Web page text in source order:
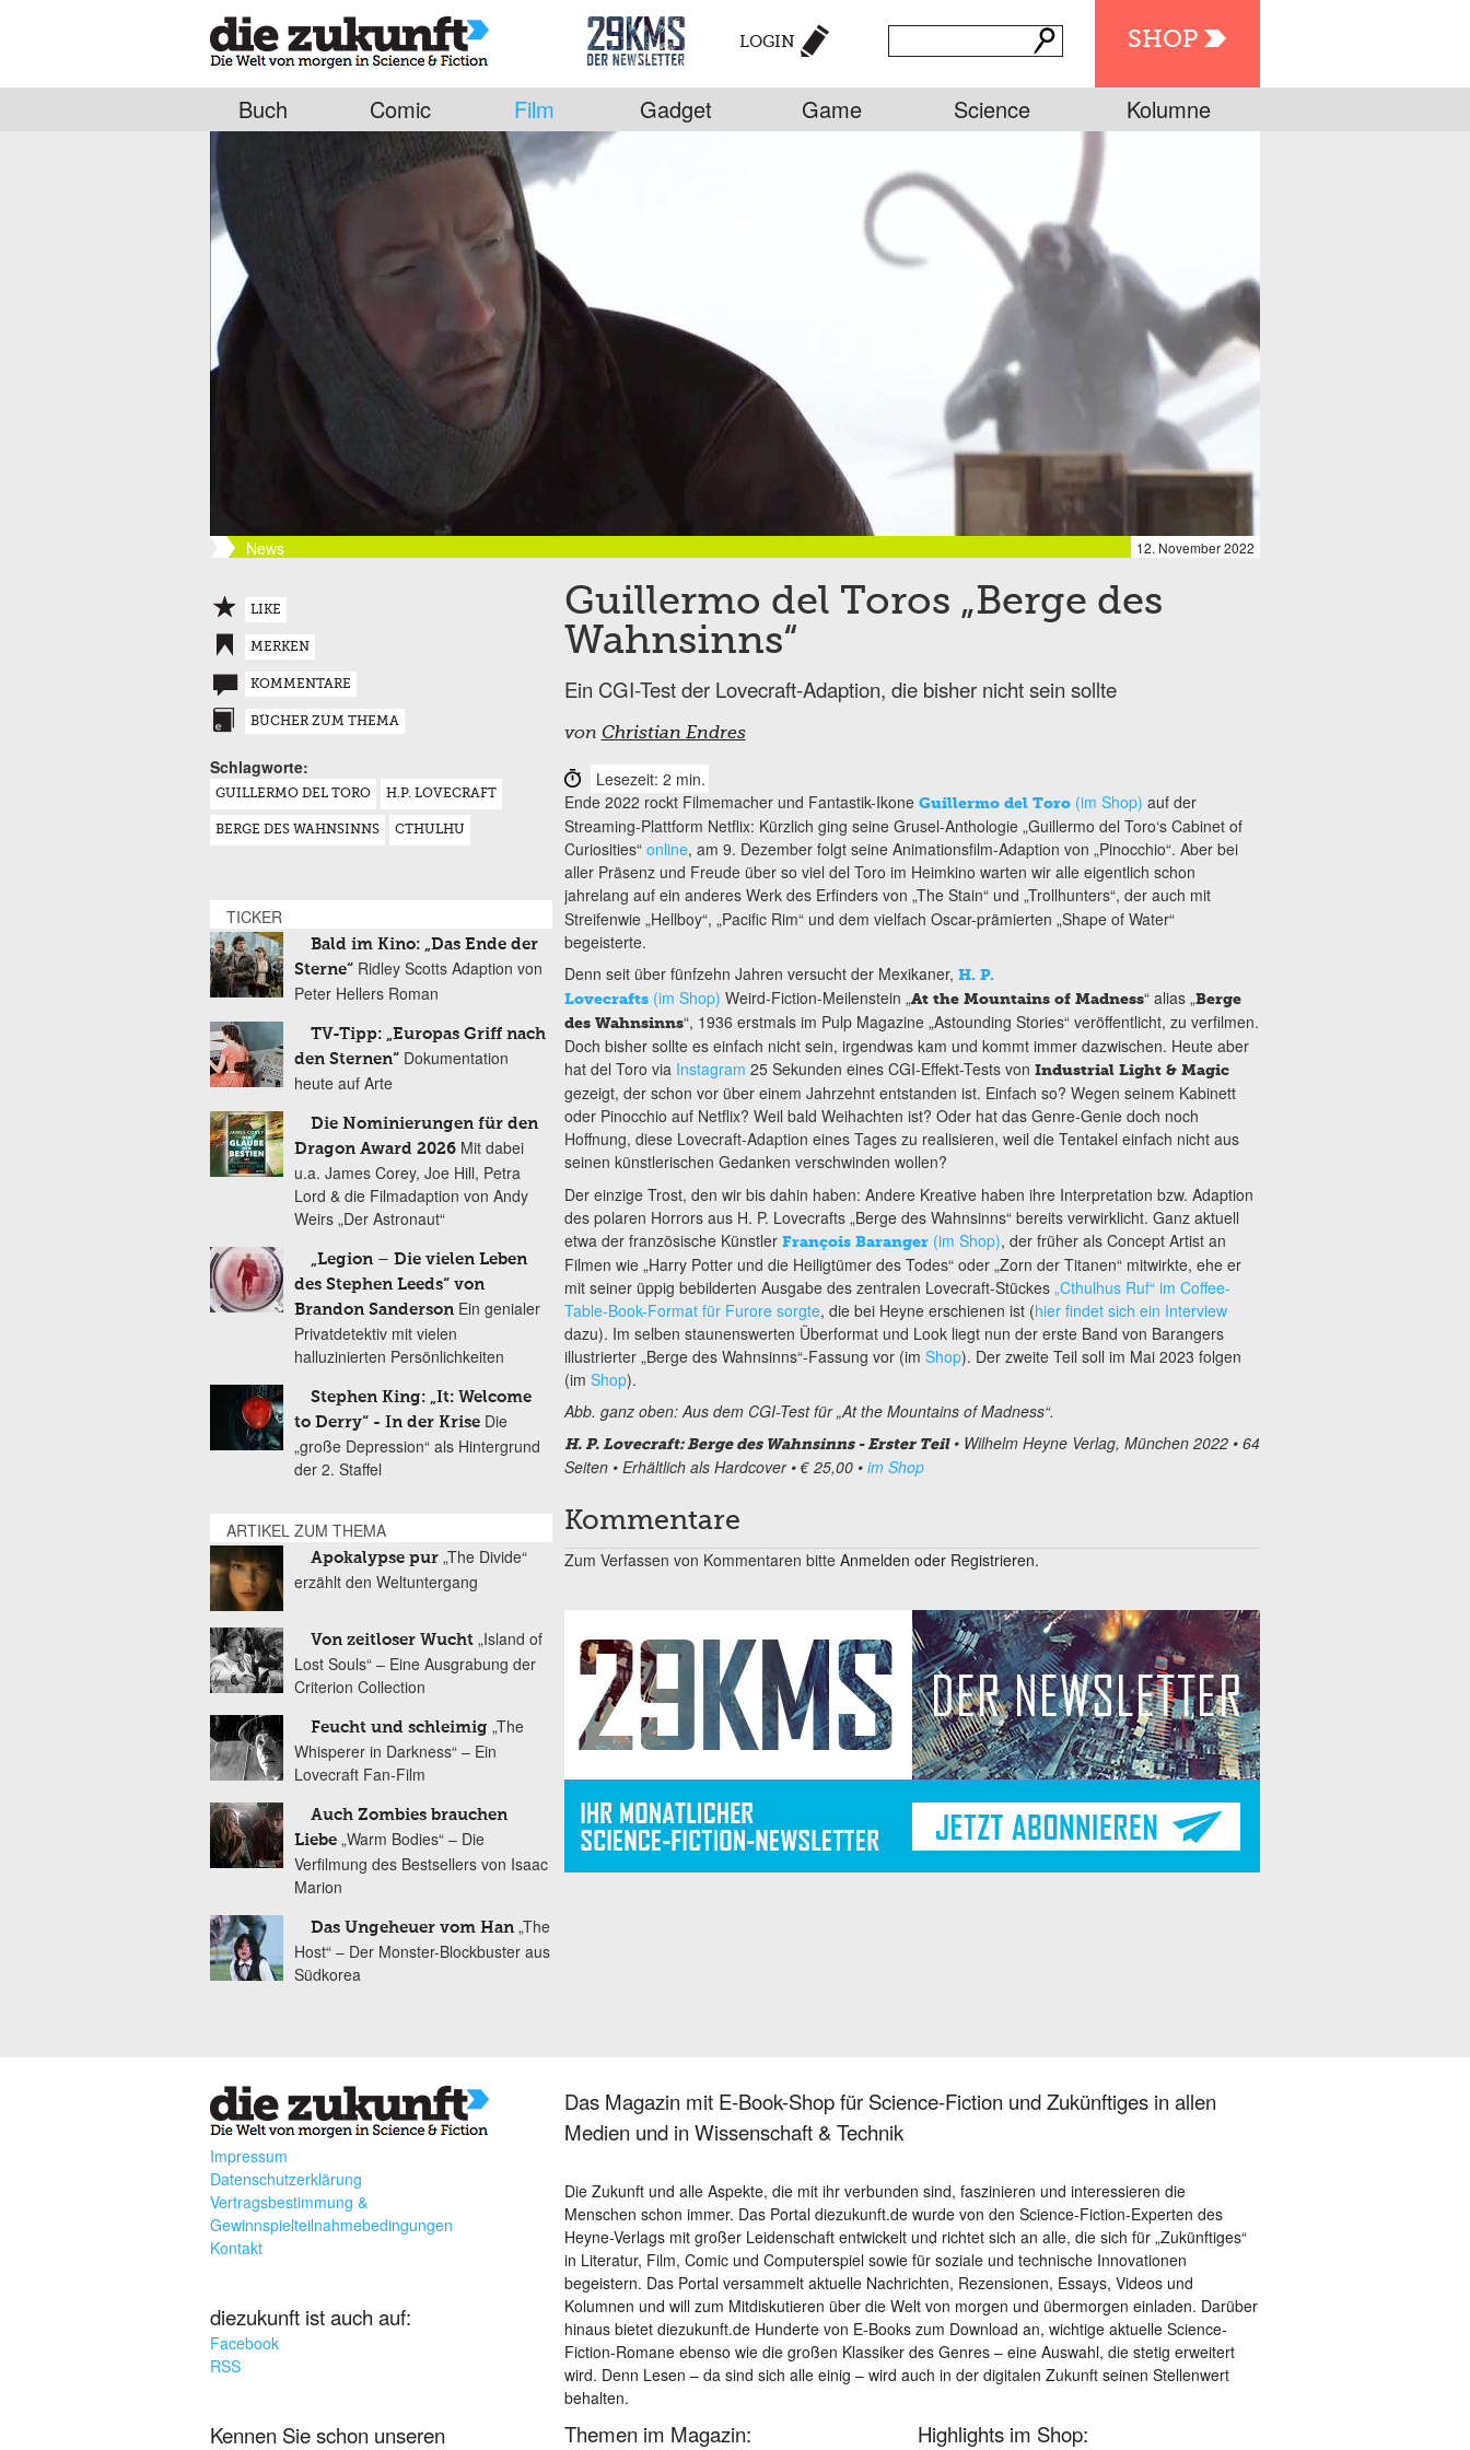
SHOP
LOGIN
Buch Comic Film Gadget Game Science Kolumne
News 12. November 2022
Guillermo del Toros „Berge des
Wahnsinns“
Ein CGI-Test der Lovecraft-Adaption, die bisher nicht sein sollte
von Christian Endres
Lesezeit: 2 min.
Ende 2022 rockt Filmemacher und Fantastik-Ikone Guillermo del Toro(im Shop) auf der
Streaming-Plattform Netflix: Kürzlich ging seine Grusel-Anthologie „Guillermo del Toro‘s Cabinet of
Curiosities“ online, am 9. Dezember folgt seine Animationsfilm-Adaption von „Pinocchio“. Aber bei
aller Präsenz und Freude über so viel del Toro im Heimkino warten wir alle eigentlich schon
jahrelang auf ein anderes Werk des Erfinders von „The Stain“ und „Trollhunters“, der auch mit
Streifenwie „Hellboy“, „Pacific Rim“ und dem vielfach Oscar-prämierten „Shape of Water“
begeisterte.
Denn seit über fünfzehn Jahren versucht der Mexikaner, H. P.
Lovecrafts(im Shop) Weird-Fiction-Meilenstein „At the Mountains of Madness“ alias „Berge
des Wahnsinns“, 1936 erstmals im Pulp Magazine „Astounding Stories“ veröffentlicht, zu verfilmen.
Doch bisher sollte es einfach nicht sein, irgendwas kam und kommt immer dazwischen. Heute aber
hat del Toro via Instagram 25 Sekunden eines CGI-Effekt-Tests von Industrial Light & Magic
gezeigt, der schon vor über einem Jahrzehnt entstanden ist. Einfach so? Wegen seinem Kabinett
oder Pinocchio auf Netflix? Weil bald Weihachten ist? Oder hat das Genre-Genie doch noch
Hoffnung, diese Lovecraft-Adaption eines Tages zu realisieren, weil die Tentakel einfach nicht aus
seinen künstlerischen Gedanken verschwinden wollen?
Der einzige Trost, den wir bis dahin haben: Andere Kreative haben ihre Interpretation bzw. Adaption
des polaren Horrors aus H. P. Lovecrafts „Berge des Wahnsinns“ bereits verwirklicht. Ganz aktuell
etwa der französische Künstler François Baranger (im Shop), der früher als Concept Artist an
Filmen wie „Harry Potter und die Heiligtümer des Todes“ oder „Zorn der Titanen“ mitwirkte, ehe er
mit seiner üppig bebilderten Ausgabe des zentralen Lovecraft-Stückes „Cthulhus Ruf“ im Coffee-
Table-Book-Format für Furore sorgte, die bei Heyne erschienen ist (hier findet sich ein Interview
dazu). Im selben staunenswerten Überformat und Look liegt nun der erste Band von Barangers
illustrierter „Berge des Wahnsinns“-Fassung vor (im Shop). Der zweite Teil soll im Mai 2023 folgen
(im Shop).
Abb. ganz oben: Aus dem CGI-Test für „At the Mountains of Madness“.
H. P. Lovecraft: Berge des Wahnsinns - Erster Teil • Wilhelm Heyne Verlag, München 2022 • 64
Seiten • Erhältlich als Hardcover • € 25,00 • im Shop
Kommentare
Zum Verfassen von Kommentaren bitte Anmelden oder Registrieren.
LIKE
MERKEN
KOMMENTARE
BÜCHER ZUM THEMA
Schlagworte:
GUILLERMO DEL TORO H.P. LOVECRAFT
BERGE DES WAHNSINNS CTHULHU
TICKER
Bald im Kino: „Das Ende der
Sterne“ Ridley Scotts Adaption von
Peter Hellers Roman
TV-Tipp: „Europas Griff nach
den Sternen“ Dokumentation
heute auf Arte
Die Nominierungen für den
Dragon Award 2026 Mit dabei
u.a. James Corey, Joe Hill, Petra
Lord & die Filmadaption von Andy
Weirs „Der Astronaut“
„Legion – Die vielen Leben
des Stephen Leeds“ von
Brandon Sanderson Ein genialer
Privatdetektiv mit vielen
halluzinierten Persönlichkeiten
Stephen King: „It: Welcome
to Derry“ - In der Krise Die
„große Depression“ als Hintergrund
der 2. Staffel
ARTIKEL ZUM THEMA
Apokalypse pur „The Divide“
erzählt den Weltuntergang
Von zeitloser Wucht „Island of
Lost Souls“ – Eine Ausgrabung der
Criterion Collection
Feucht und schleimig „The
Whisperer in Darkness“ – Ein
Lovecraft Fan-Film
Auch Zombies brauchen
Liebe „Warm Bodies“ – Die
Verfilmung des Bestsellers von Isaac
Marion
Das Ungeheuer vom Han „The
Host“ – Der Monster-Blockbuster aus
Südkorea
Impressum
Datenschutzerklärung
Vertragsbestimmung &
Gewinnspielteilnahmebedingungen
Kontakt
diezukunft ist auch auf:
Facebook
RSS
Kennen Sie schon unseren
Das Magazin mit E-Book-Shop für Science-Fiction und Zukünftiges in allen
Medien und in Wissenschaft & Technik
Die Zukunft und alle Aspekte, die mit ihr verbunden sind, faszinieren und interessieren die
Menschen schon immer. Das Portal diezukunft.de wurde von den Science-Fiction-Experten des
Heyne-Verlags mit großer Leidenschaft entwickelt und richtet sich an alle, die sich für „Zukünftiges“
in Literatur, Film, Comic und Computerspiel sowie für soziale und technische Innovationen
begeistern. Das Portal versammelt aktuelle Nachrichten, Rezensionen, Essays, Videos und
Kolumnen und will zum Mitdiskutieren über die Welt von morgen und übermorgen einladen. Darüber
hinaus bietet diezukunft.de Hunderte von E-Books zum Download an, wichtige aktuelle Science-
Fiction-Romane ebenso wie die großen Klassiker des Genres – eine Auswahl, die stetig erweitert
wird. Denn Lesen – da sind sich alle einig – wird auch in der digitalen Zukunft seinen Stellenwert
behalten.
Themen im Magazin: Highlights im Shop: